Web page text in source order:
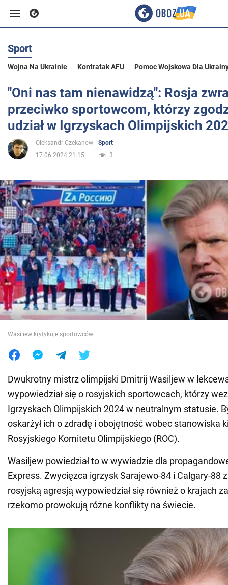
Biznes
Sport
Rozrywka
Życie
Polityka
Społeczeństwo
Wojna na Ukrainie
Świat
Jedzenie
Sport
Wojna Na Ukrainie Kontratak AFU Pomoc Wojskowa Dla
"Oni nas tam nienawidzą": Rosja
przeciwko sportowcom, którzy
udział w Igrzyskach Olimpijskich
Oleksandr Czekanow
Sport
17.06.2024 21:15
3
Wasiliew krytykuje sportowców
Dwukrotny mistrz olimpijski Dmitrij Wasiljew w
wypowiedział się o rosyjskich sportowcach, którzy
Igrzyskach Olimpijskich 2024 w neutralnym statusie.
oskarżył ich o zdradę i obojętność wobec stanowiska
Rosyjskiego Komitetu Olimpijskiego (ROC).
Wasiljew powiedział to w wywiadzie dla
Express. Zwycięzca igrzysk Sarajewo-84 i Calgary-88
rosyjską agresją wypowiedział się również o krajach
rzekomo prowokują różne konflikty na świecie.